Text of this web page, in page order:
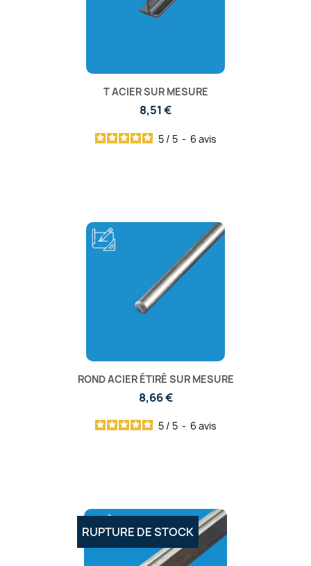
T ACIER SUR MESURE
8,51 €
5 / 5 - 6 avis
ROND ACIER ÉTIRÉ SUR MESURE
8,66 €
5 / 5 - 6 avis
RUPTURE DE STOCK